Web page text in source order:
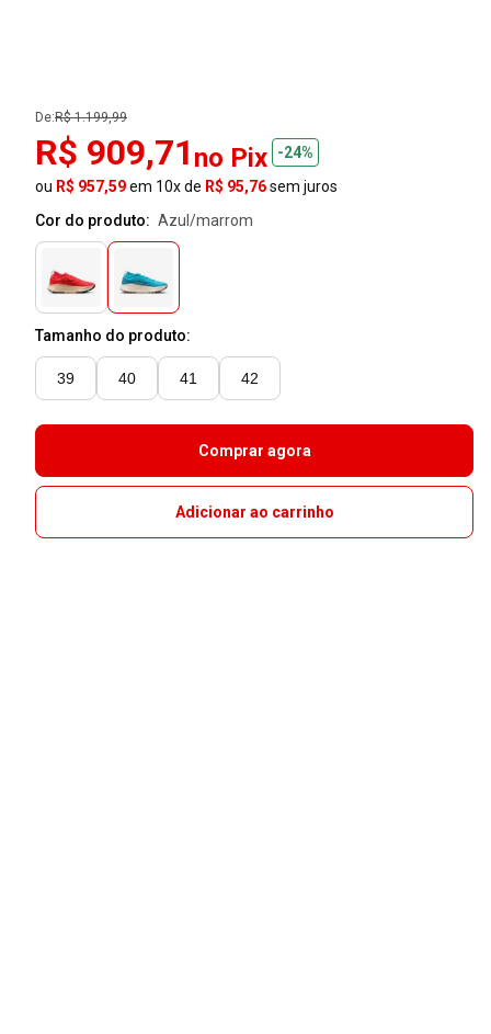
De:R$ 1.199,99
R$ 909,71 no Pix
-24%
ou R$ 957,59em 10x de R$ 95,76sem juros
Cor do produto:
azul/marrom
Tamanho do produto:
39 40 41 42
Comprar agora
Adicionar ao carrinho